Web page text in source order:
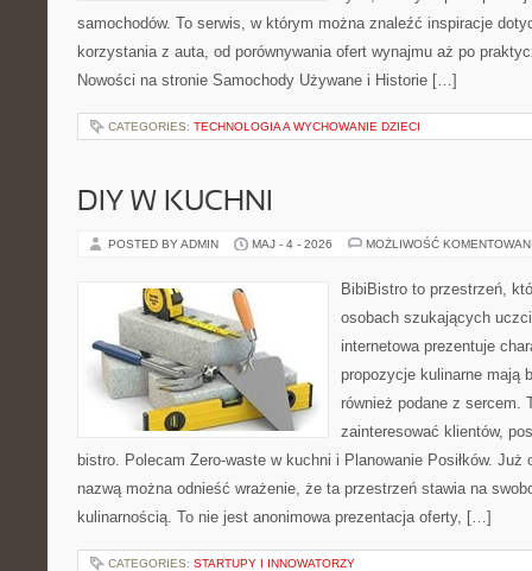
samochodów. To serwis, w którym można znaleźć inspiracje
korzystania z auta, od porównywania ofert wynajmu aż po
Nowości na stronie Samochody Używane i Historie […]
CATEGORIES: TECHNOLOGIA A WYCHOWANIE DZIECI
DIY W KUCHNI
POSTED BY ADMIN MAJ - 4 - 2026 MOŻLIWOŚĆ
BibiBistro to przestrzeń,
osobach szukających
internetowa prezentuje
propozycje kulinarne mają
również podane z sercem.
zainteresować klientów,
bistro. Polecam Zero-waste w kuchni i Planowanie Posiłków. Już
nazwą można odnieść wrażenie, że ta przestrzeń stawia na
kulinarnością. To nie jest anonimowa prezentacja oferty, […]
CATEGORIES: STARTUPY I INNOWATORZY